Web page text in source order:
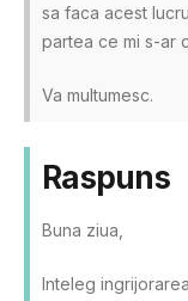
sa faca acest
partea ce mi s-ar
Va multumesc.
Raspuns
Buna ziua,
Inteleg